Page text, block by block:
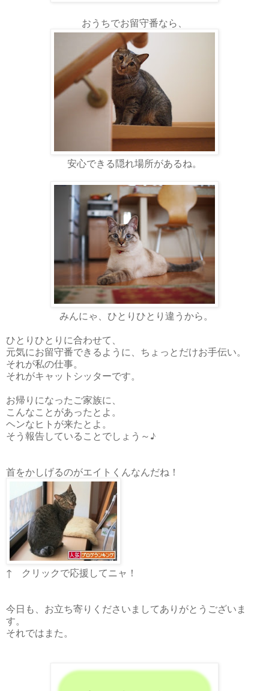
おうちでお留守番なら、
安心できる隠れ場所があるね。
みんにゃ、ひとりひとり違うから。
ひとりひとりに合わせて、
元気にお留守番できるように、ちょっとだけお手伝い。
それが私の仕事。
それがキャットシッターです。
お帰りになったご家族に、
こんなことがあったとよ。
ヘンなヒトが来たとよ。
そう報告していることでしょう～♪
首をかしげるのがエイトくんなんだね！
↑ クリックで応援してニャ！
今日も、お立ち寄りくださいましてありがとうございま
す。
それではまた。